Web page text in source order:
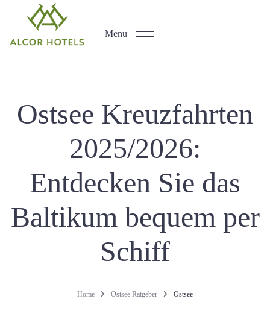
Menu
Ostsee Kreuzfahrten
2025/2026:
Entdecken Sie das
Baltikum bequem per
Schiff
Home Ostsee Ratgeber Ostsee